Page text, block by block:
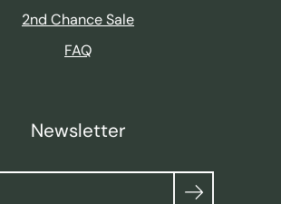
2nd Chance Sale
FAQ
Newsletter